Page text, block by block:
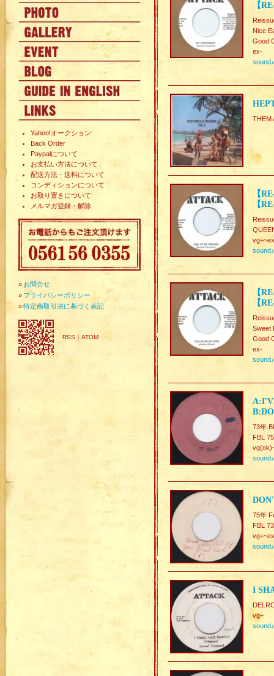
Yahoo!オークション
Back Order
Paypalについて
お支払い方法について
配送方法・送料について
コンディションについて
お取り置きについて
メルマガ登録・解除
» お問合せ
» プライバシーポリシー
»特定商取引法に基づく表記
RSS ｜ ATOM
【
Nice
Good
ex-
sound♪
THEM
【
【
sound♪
【
【
Sweet
Good
ex-
sound♪
73年
FBL
sound♪
75年
FBL
sound♪
I
vg+
sound♪